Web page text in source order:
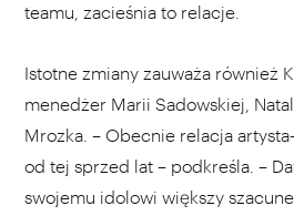
teamu, zacieśnia to relacje.
Istotne zmiany zauważa również
menedżer Marii Sadowskiej,
Mrozka. – Obecnie relacja
od tej sprzed lat – podkreśla. –
swojemu idolowi większy